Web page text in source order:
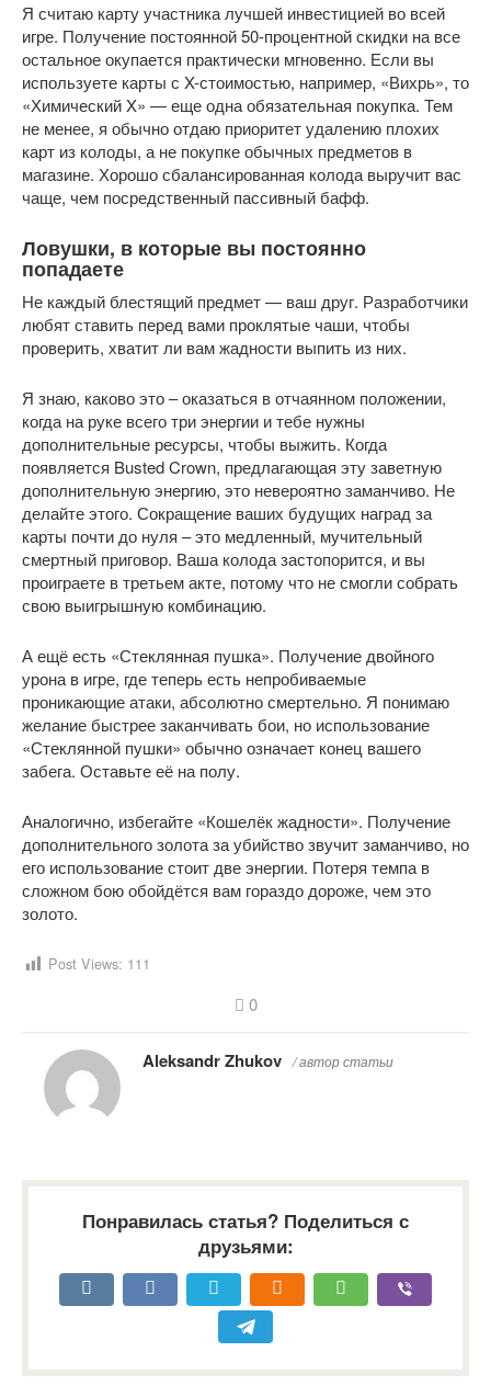
Я считаю карту участника лучшей инвестицией во всей
игре. Получение постоянной 50-процентной скидки на все
остальное окупается практически мгновенно. Если вы
используете карты с X-стоимостью, например, «Вихрь», то
«Химический X» — еще одна обязательная покупка. Тем
не менее, я обычно отдаю приоритет удалению плохих
карт из колоды, а не покупке обычных предметов в
магазине. Хорошо сбалансированная колода выручит вас
чаще, чем посредственный пассивный бафф.
Ловушки, в которые вы постоянно
попадаете
Не каждый блестящий предмет — ваш друг. Разработчики
любят ставить перед вами проклятые чаши, чтобы
проверить, хватит ли вам жадности выпить из них.
Я знаю, каково это – оказаться в отчаянном положении,
когда на руке всего три энергии и тебе нужны
дополнительные ресурсы, чтобы выжить. Когда
появляется Busted Crown, предлагающая эту заветную
дополнительную энергию, это невероятно заманчиво. Не
делайте этого. Сокращение ваших будущих наград за
карты почти до нуля – это медленный, мучительный
смертный приговор. Ваша колода застопорится, и вы
проиграете в третьем акте, потому что не смогли собрать
свою выигрышную комбинацию.
А ещё есть «Стеклянная пушка». Получение двойного
урона в игре, где теперь есть непробиваемые
проникающие атаки, абсолютно смертельно. Я понимаю
желание быстрее заканчивать бои, но использование
«Стеклянной пушки» обычно означает конец вашего
забега. Оставьте её на полу.
Аналогично, избегайте «Кошелёк жадности». Получение
дополнительного золота за убийство звучит заманчиво, но
его использование стоит две энергии. Потеря темпа в
сложном бою обойдётся вам гораздо дороже, чем это
золото.
Post Views: 111
0
Aleksandr Zhukov / автор статьи
Понравилась статья? Поделиться с
друзьями: